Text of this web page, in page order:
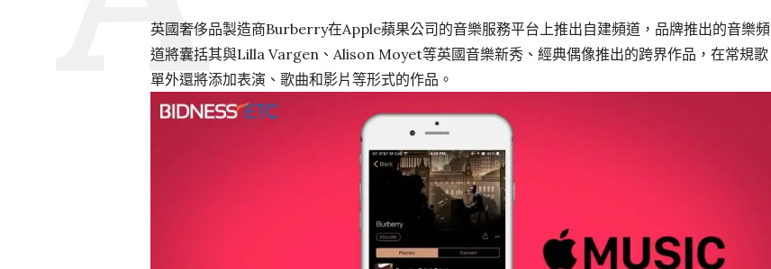
英國奢侈品製造商Burberry在Apple蘋果公司的音樂服務平台上推出自建頻道，品牌推出的音樂頻
道將囊括其與Lilla Vargen、Alison Moyet等英國音樂新秀、經典偶像推出的跨界作品，在常規歌
單外還將添加表演、歌曲和影片等形式的作品。